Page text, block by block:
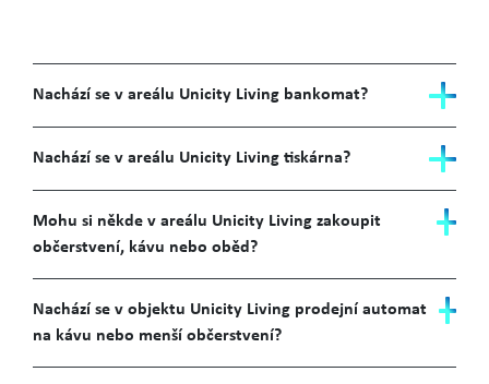
Nachází se v areálu Unicity Living bankomat?
Nachází se v areálu Unicity Living tiskárna?
Mohu si někde v areálu Unicity Living zakoupit
občerstvení, kávu nebo oběd?
Nachází se v objektu Unicity Living prodejní automat
na kávu nebo menší občerstvení?